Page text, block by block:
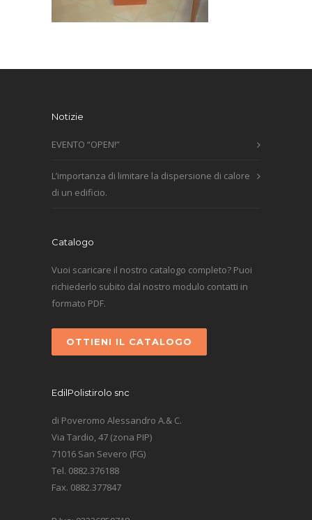
Notizie
EVENTO “OPEN!”
L’importanza di limitare la dispersione di calore
di un edificio.
Catalogo
Vuoi scaricare il nostro catalogo completo? Puoi
richiederlo subito dal nostro modulo contatti in
formato PDF.
OTTIENI IL CATALOGO
EdilPolistirolo snc
di Poveromo Alessandro A.& C.
Via Tardio, 47 (zona PIP)
71016 San Severo (FG)
Tel. 0882.376188
Fax. 0882.377847